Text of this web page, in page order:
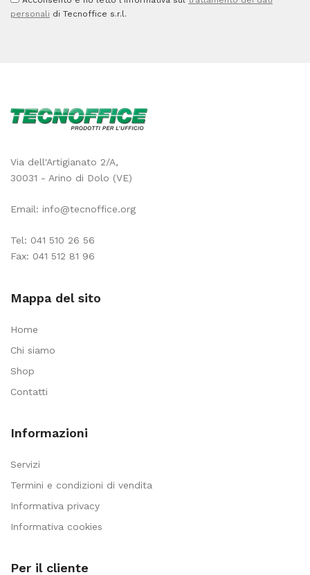
-
personali di Tecnoffice s.r.l.
Via dell'Artigianato 2/A,
30031 - Arino di Dolo (VE)
Email: info@tecnoffice.org
Tel: 041 510 26 56
Fax: 041 512 81 96
Mappa del sito
Home
Chi siamo
Shop
Contatti
Informazioni
Servizi
Termini e condizioni di vendita
Informativa privacy
Informativa cookies
Per il cliente